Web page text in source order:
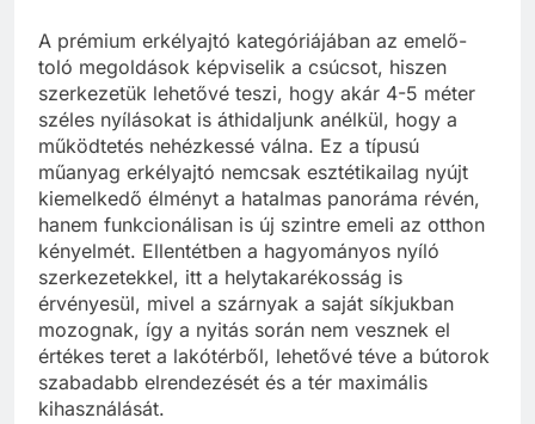
A prémium erkélyajtó kategóriájában az emelő-
toló megoldások képviselik a csúcsot, hiszen
szerkezetük lehetővé teszi, hogy akár 4-5 méter
széles nyílásokat is áthidaljunk anélkül, hogy a
működtetés nehézkessé válna. Ez a típusú
műanyag erkélyajtó nemcsak esztétikailag nyújt
kiemelkedő élményt a hatalmas panoráma révén,
hanem funkcionálisan is új szintre emeli az otthon
kényelmét. Ellentétben a hagyományos nyíló
szerkezetekkel, itt a helytakarékosság is
érvényesül, mivel a szárnyak a saját síkjukban
mozognak, így a nyitás során nem vesznek el
értékes teret a lakótérből, lehetővé téve a bútorok
szabadabb elrendezését és a tér maximális
kihasználását.